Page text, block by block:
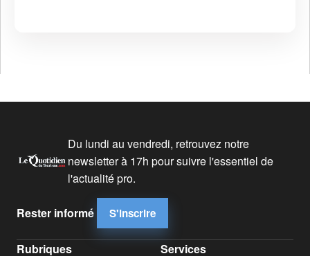
Du lundi au vendredi, retrouvez notre
newsletter à 17h pour suivre l'essentiel de
l'actualité pro.
Rester informé S'inscrire
Rubriques Services